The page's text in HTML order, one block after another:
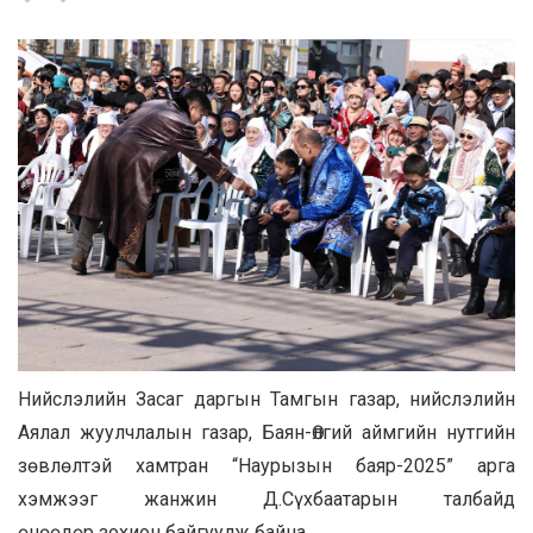
Нийслэлийн Засаг даргын Тамгын газар, нийслэлийн
Аялал жуулчлалын газар, Баян-Өлгий аймгийн нутгийн
зөвлөлтэй хамтран “Наурызын баяр-2025” арга
хэмжээг жанжин Д.Сүхбаатарын талбайд